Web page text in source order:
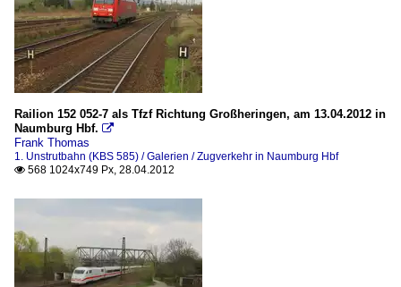
Railion 152 052-7 als Tfzf Richtung Großheringen, am 13.04.2012 in
Naumburg Hbf. 
Frank Thomas
1. Unstrutbahn (KBS 585) / Galerien / Zugverkehr in Naumburg Hbf
 568 1024x749 Px, 28.04.2012